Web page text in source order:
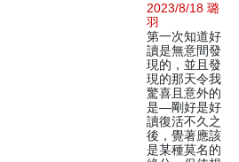
2023/8/18 璐
羽
第一次知道好
讀是無意間發
現的，並且發
現的那天令我
驚喜且意外的
是—剛好是好
讀復活不久之
後，覺著應該
是某種莫名的